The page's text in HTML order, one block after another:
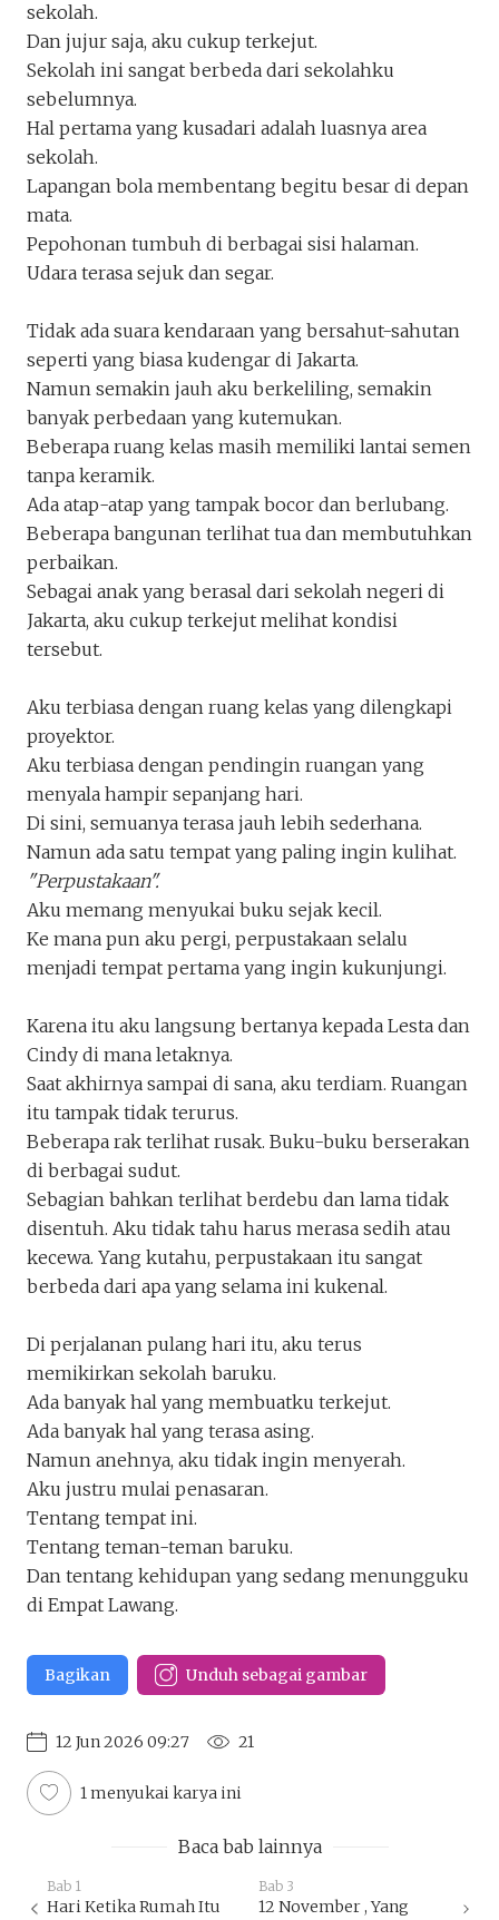
sekolah.
Dan jujur saja, aku cukup terkejut.
Sekolah ini sangat berbeda dari sekolahku
sebelumnya.
Hal pertama yang kusadari adalah luasnya area
sekolah.
Lapangan bola membentang begitu besar di depan
mata.
Pepohonan tumbuh di berbagai sisi halaman.
Udara terasa sejuk dan segar.
Tidak ada suara kendaraan yang bersahut-sahutan
seperti yang biasa kudengar di Jakarta.
Namun semakin jauh aku berkeliling, semakin
banyak perbedaan yang kutemukan.
Beberapa ruang kelas masih memiliki lantai semen
tanpa keramik.
Ada atap-atap yang tampak bocor dan berlubang.
Beberapa bangunan terlihat tua dan membutuhkan
perbaikan.
Sebagai anak yang berasal dari sekolah negeri di
Jakarta, aku cukup terkejut melihat kondisi
tersebut.
Aku terbiasa dengan ruang kelas yang dilengkapi
proyektor.
Aku terbiasa dengan pendingin ruangan yang
menyala hampir sepanjang hari.
Di sini, semuanya terasa jauh lebih sederhana.
Namun ada satu tempat yang paling ingin kulihat.
"Perpustakaan".
Aku memang menyukai buku sejak kecil.
Ke mana pun aku pergi, perpustakaan selalu
menjadi tempat pertama yang ingin kukunjungi.
Karena itu aku langsung bertanya kepada Lesta dan
Cindy di mana letaknya.
Saat akhirnya sampai di sana, aku terdiam. Ruangan
itu tampak tidak terurus.
Beberapa rak terlihat rusak. Buku-buku berserakan
di berbagai sudut.
Sebagian bahkan terlihat berdebu dan lama tidak
disentuh. Aku tidak tahu harus merasa sedih atau
kecewa. Yang kutahu, perpustakaan itu sangat
berbeda dari apa yang selama ini kukenal.
Di perjalanan pulang hari itu, aku terus
memikirkan sekolah baruku.
Ada banyak hal yang membuatku terkejut.
Ada banyak hal yang terasa asing.
Namun anehnya, aku tidak ingin menyerah.
Aku justru mulai penasaran.
Tentang tempat ini.
Tentang teman-teman baruku.
Dan tentang kehidupan yang sedang menungguku
di Empat Lawang.
Bagikan Unduh sebagai gambar
12 Jun 2026 09:27 21
1 menyukai karya ini
Baca bab lainnya
Bab 1
Hari Ketika Rumah Itu
Bab 3
12 November , Yang